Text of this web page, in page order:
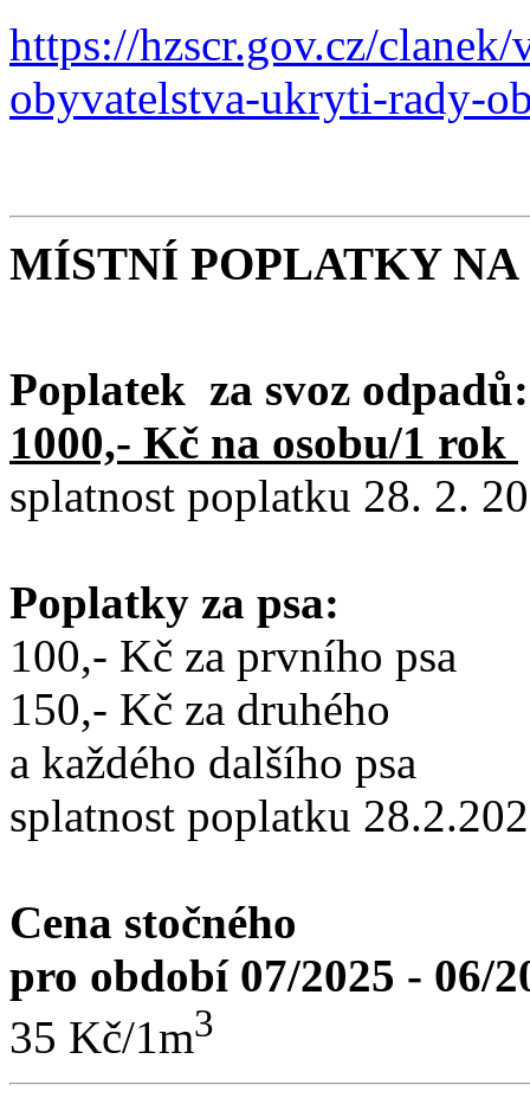
https://hzscr.gov.cz/
obyvatelstva-ukryti-rady-
MÍSTNÍ POPLATKY NA
Poplatek za svoz odpadů:
1000,- Kč na osobu/1 rok
splatnost poplatku 28. 2.
Poplatky za psa:
100,- Kč za prvního psa
150,- Kč za druhého
a každého dalšího psa
splatnost poplatku
Cena stočného
pro období 07/2025 - 06/
35 Kč/1m3